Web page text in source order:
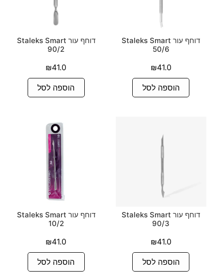
דוחף עור Staleks Smart
50/6
₪41.0
הוספה לסל
דוחף עור Staleks Smart
90/2
₪41.0
הוספה לסל
דוחף עור Staleks Smart
90/3
₪41.0
הוספה לסל
דוחף עור Staleks Smart
10/2
₪41.0
הוספה לסל